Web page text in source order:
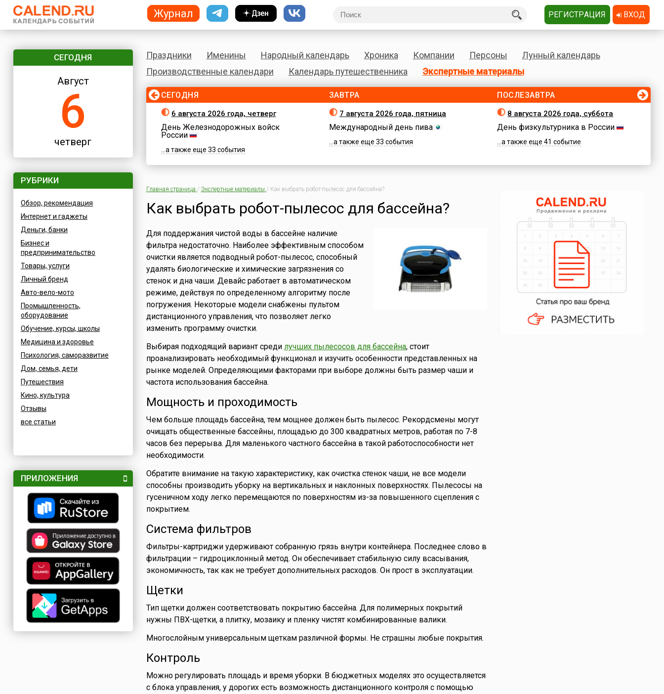
СЕГОДНЯ
Август
6
четверг
РУБРИКИ
Обзор, рекомендация
Интернет и гаджеты
Деньги, банки
Бизнес и
предпринимательство
Товары, услуги
Личный бренд
Авто-вело-мото
Промышленность,
оборудование
Обучение, курсы, школы
Медицина и здоровье
Психология, саморазвитие
Дом, семья, дети
Путешествия
Кино, культура
Отзывы
все статьи
ПРИЛОЖЕНИЯ
Праздники Именины Народный календарь Хроника Компании Персоны
Лунный календарь
Производственные календари
Календарь путешественника Экспертные материалы
СЕГОДНЯ
6 августа 2026 года, четверг
День Железнодорожных войск
России
...а также еще 33 события
ЗАВТРА
7 августа 2026 года, пятница
Международный день пива
...а также еще 33 события
ПОСЛЕЗАВТРА
8 августа 2026 года, суббота
День физкультурника в России
...а также еще 41 событие
Главная страница / Экспертные материалы / Как выбрать робот-пылесос для бассейна?
Как выбрать робот-пылесос для бассейна?
Для поддержания чистой воды в бассейне наличие
фильтра недостаточно. Наиболее эффективным способом
очистки является подводный робот-пылесос, способный
удалять биологические и химические загрязнения со
стенок и дна чаши. Девайс работает в автоматическом
режиме, действуя по определенному алгоритму после
погружения. Некоторые модели снабжены пультом
дистанционного управления, что позволяет легко
изменить программу очистки.
Выбирая подходящий вариант среди лучших пылесосов для бассейна, стоит
проанализировать необходимый функционал и изучить особенности представленных на
рынке моделей. Определяющими факторами при выборе должны быть размер чаши и
частота использования бассейна.
Мощность и проходимость
Чем больше площадь бассейна, тем мощнее должен быть пылесос. Рекордсмены могут
очищать общественные бассейны, площадью до 300 квадратных метров, работая по 7-8
часов без перерыва. Для маленького частного бассейна в такой работоспособности нет
необходимости.
Обратите внимание на такую характеристику, как очистка стенок чаши, не все модели
способны производить уборку на вертикальных и наклонных поверхностях. Пылесосы на
гусеничном ходу легко перемещаются по поверхностям из-за повышенного сцепления с
покрытием.
Система фильтров
Фильтры-картриджи удерживают собранную грязь внутри контейнера. Последнее слово в
фильтрации – гидроциклонный метод. Он обеспечивает стабильную силу всасывания,
экономичность, так как не требует дополнительных расходов. Он прост в эксплуатации.
Щетки
Тип щетки должен соответствовать покрытию бассейна. Для полимерных покрытий
нужны ПВХ-щетки, а плитку, мозаику и пленку чистят комбинированные валики.
Многослойным универсальным щеткам различной формы. Не страшны любые покрытия.
Контроль
Можно регулировать площадь и время уборки. В бюджетных моделях это осуществляется
с блока управления, у дорогих есть возможность дистанционного контроля с помощью
Журнал РЕГИСТРАЦИЯ ВХОД